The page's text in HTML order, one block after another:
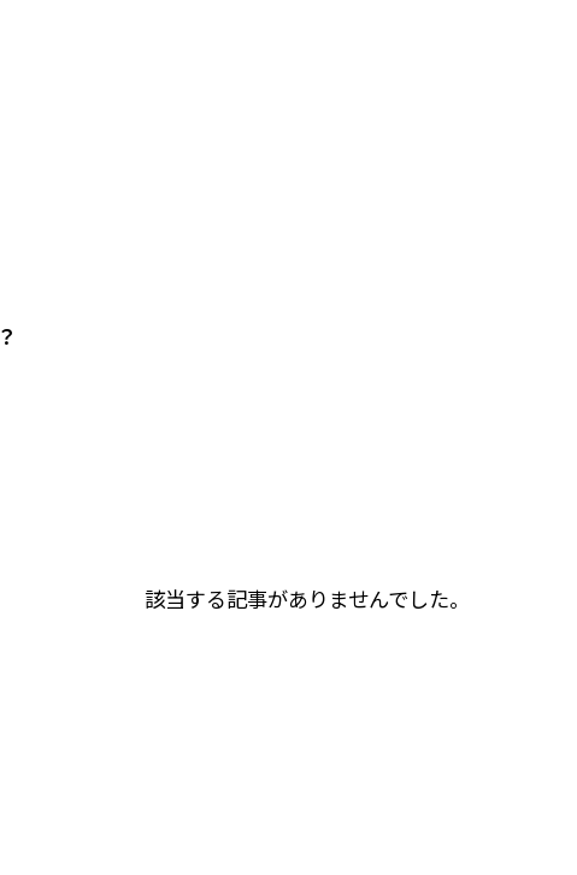
該当する記事がありませんでした。